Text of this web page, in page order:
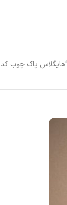
پاک چوب کد 202”